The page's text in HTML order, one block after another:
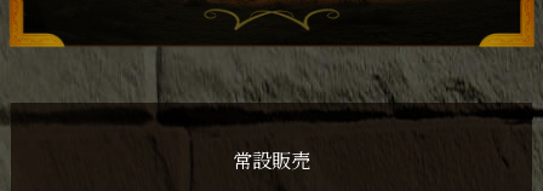
常設販売